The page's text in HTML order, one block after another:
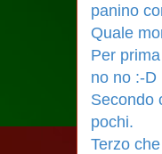
panino
Quale
Per
no no :-D
Secondo
pochi.
Terzo